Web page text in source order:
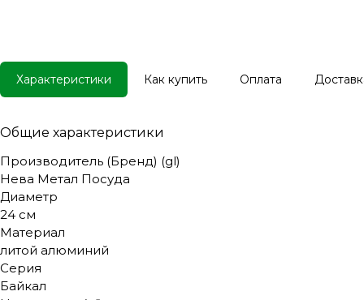
Характеристики Как купить Оплата
Общие характеристики
Производитель (Бренд) (gl)
Нева Метал Посуда
Диаметр
24 см
Материал
литой алюминий
Серия
Байкал